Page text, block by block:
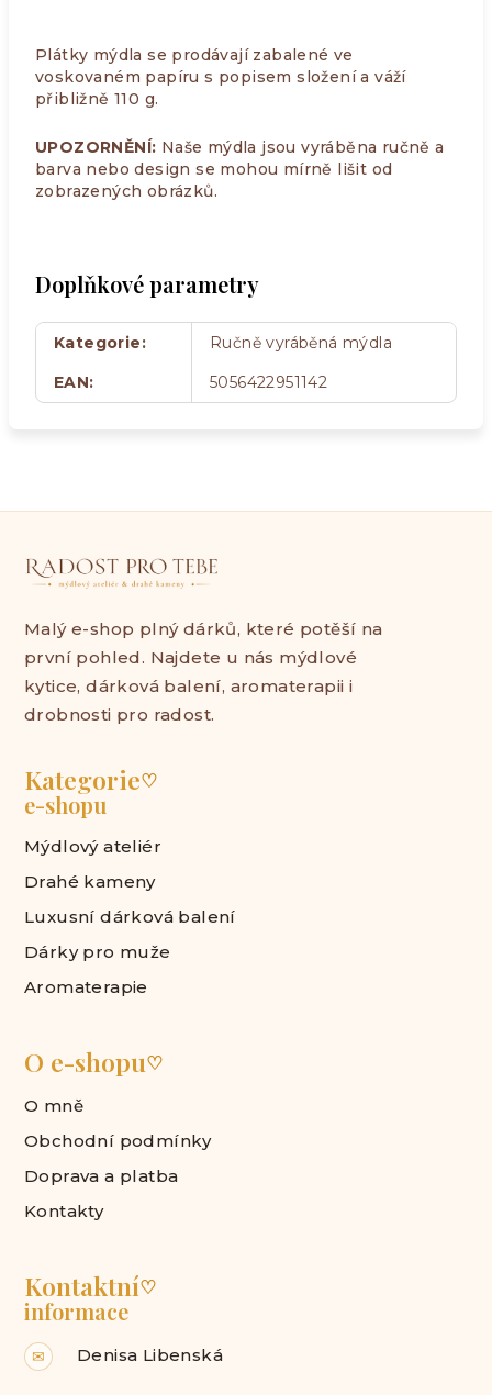
Plátky mýdla se prodávají zabalené ve
voskovaném papíru s popisem složení a váží
přibližně 110 g.
UPOZORNĚNÍ: Naše mýdla jsou vyráběna ručně a
barva nebo design se mohou mírně lišit od
zobrazených obrázků.
Doplňkové parametry
Kategorie:
Ručně vyráběná mýdla
EAN: 5056422951142
Malý e-shop plný dárků, které potěší na
první pohled. Najdete u nás mýdlové
kytice, dárková balení, aromaterapii i
drobnosti pro radost.
Kategorie♡
e-shopu
Mýdlový ateliér
Drahé kameny
Luxusní dárková balení
Dárky pro muže
Aromaterapie
O e-shopu♡
O mně
Obchodní podmínky
Doprava a platba
Kontakty
Kontaktní♡
informace
✉ Denisa Libenská